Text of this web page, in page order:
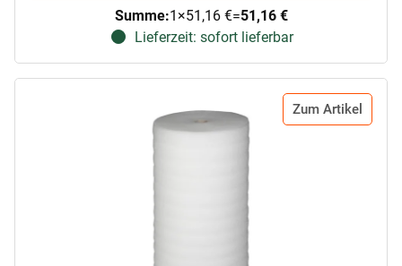
Summe:1 ×51,16 €=51,16 €
Lieferzeit: sofort lieferbar
Zum Artikel